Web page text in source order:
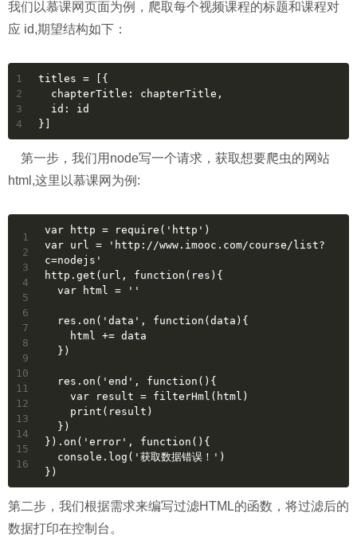
我们以慕课网页面为例，爬取每个视频课程的标题和课程对
应 id,期望结构如下：
1
2
3
4
titles = [{
  chapterTitle: chapterTitle,
  id: id
}]
第一步，我们用node写一个请求，获取想要爬虫的网站
html,这里以慕课网为例:
1
2
3
4
5
6
7
8
9
10
11
12
13
14
15
16
var http = require('http')
var url = 'http://www.imooc.com/course/list?
c=nodejs'
http.get(url, function(res){
  var html = ''
  res.on('data', function(data){
    html += data
  })
  res.on('end', function(){
    var result = filterHml(html)
    print(result)
  })
}).on('error', function(){
  console.log('获取数据错误！')
})
第二步，我们根据需求来编写过滤HTML的函数，将过滤后的
数据打印在控制台。